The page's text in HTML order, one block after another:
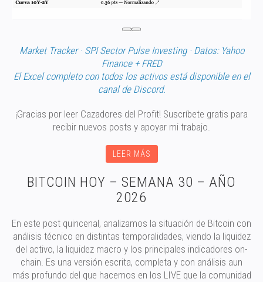
Market Tracker · SPI Sector Pulse Investing · Datos: Yahoo
Finance + FRED
El Excel completo con todos los activos está disponible en el
canal de Discord.
¡Gracias por leer Cazadores del Profit! Suscríbete gratis para
recibir nuevos posts y apoyar mi trabajo.
LEER MÁS
BITCOIN HOY – SEMANA 30 – AÑO
2026
En este post quincenal, analizamos la situación de Bitcoin con
análisis técnico en distintas temporalidades, viendo la liquidez
del activo, la liquidez macro y los principales indicadores on-
chain. Es una versión escrita, completa y con análisis aun
más profundo del que hacemos en los LIVE que la comunidad